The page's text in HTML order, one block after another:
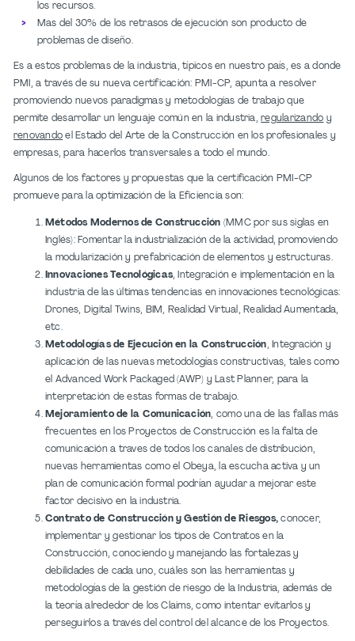
los recursos.
Mas del 30% de los retrasos de ejecución son producto de
problemas de diseño.
Es a estos problemas de la industria, típicos en nuestro país, es a donde
PMI, a través de su nueva certificación: PMI-CP, apunta a resolver
promoviendo nuevos paradigmas y metodologias de trabajo que
permite desarrollar un lenguaje común en la industria,regularizando y
renovando el Estado del Arte de la Construcción en los profesionales y
empresas, para hacerlos transversales a todo el mundo.
Algunos de los factores y propuestas que la certificación PMI-CP
promueve para la optimización de la Eficiencia son:
Métodos Modernos de Construcción (MMC por sus siglas en
Inglés): Fomentar la industrialización de la actividad, promoviendo
la modularización y prefabricación de elementos y estructuras.
Innovaciones Tecnológicas, Integración e implementación en la
industria de las últimas tendencias en innovaciones tecnológicas:
Drones, Digital Twins, BIM, Realidad Virtual, Realidad Aumentada,
etc.
Metodologías de Ejecución en la Construcción, Integración y
aplicación de las nuevas metodologías constructivas, tales como
el Advanced Work Packaged (AWP) y Last Planner, para la
interpretación de estas formas de trabajo.
Mejoramiento de la Comunicación, como una de las fallas más
frecuentes en los Proyectos de Construcción es la falta de
comunicación a traves de todos los canales de distribución,
nuevas herramientas como el Obeya, la escucha activa y un
plan de comunicación formal podrían ayudar a mejorar este
factor decisivo en la industria.
Contrato de Construcción y Gestión de Riesgos, conocer,
implementar y gestionar los tipos de Contratos en la
Construcción, conociendo y manejando las fortalezas y
debilidades de cada uno, cuáles son las herramientas y
metodologías de la gestión de riesgo de la Industria, además de
la teoría alrededor de los Claims, como intentar evitarlos y
perseguirlos a través del control del alcance de los Proyectos.